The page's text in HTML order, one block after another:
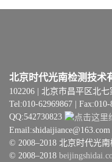
北京时代光南检测技术
102206 | 北京市昌平区北
Tel:010-62969867 | Fax:010-
QQ:542730823
Email:shidaijiance@163.com
© 2008–2018 北京时代光
© 2008–2018